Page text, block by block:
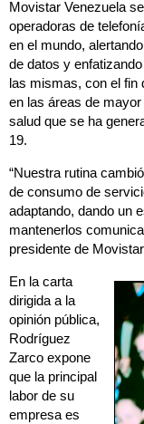
Movistar Venezuela
operadoras de
en el mundo,
de datos y
las mismas, con el fin
en las áreas de
salud que se ha
19.
“Nuestra rutina
de consumo de
adaptando, dando un
mantenerlos
presidente de
En la carta
dirigida a la
opinión pública,
Rodríguez
Zarco expone
que la principal
labor de su
empresa es